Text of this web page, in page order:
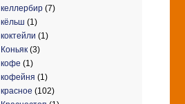
келлербир (7)
кёльш (1)
коктейли (1)
Коньяк (3)
кофе (1)
кофейня (1)
красное (102)